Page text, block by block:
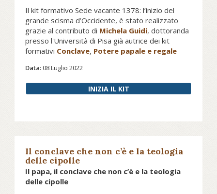
succede adessosu avvenire.it...
Per approfondire segui il kit di Pars Conclave,
a cura di Michela Guidi.Vai al kit…
Il kit formativo Sede vacante 1378: l’inizio del
grande scisma d’Occidente, è stato realizzato
grazie al contributo di Michela Guidi, dottoranda
presso l'Università di Pisa già autrice dei kit
formativi Conclave, Potere papale e regale
soglio di Pietro.
Data:08 Luglio 2022
INIZIA IL KIT
Il conclave che non c’è e la teologia
delle cipolle
Il papa, il conclave che non c’è e la teologia
delle cipolle